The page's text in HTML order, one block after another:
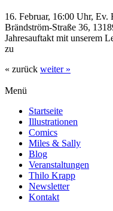
16. Februar, 16:00 Uhr,
Brändström-Straße 36,
Jahresauftakt mit unserem
zu
« zurück weiter »
Menü
Startseite
Illustrationen
Comics
Miles & Sally
Blog
Veranstaltungen
Thilo Krapp
Newsletter
Kontakt